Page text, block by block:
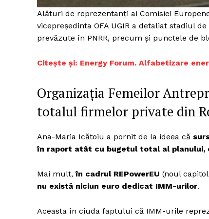
Alături de reprezentanți ai Comisiei
vicepreședinta OFA UGIR a detaliat stadiul
prevăzute în PNRR, precum și punctele de
Citește și: Energy Forum. Alfabetizare
Organizația Femeilor
totalul firmelor private din
Ana-Maria Icătoiu a pornit de la ideea că
în raport atât cu bugetul total al planului,
Mai mult,în cadrul REPowerEU (noul
nu există niciun euro dedicat IMM-urilor.
Aceasta în ciuda faptului că IMM-urile